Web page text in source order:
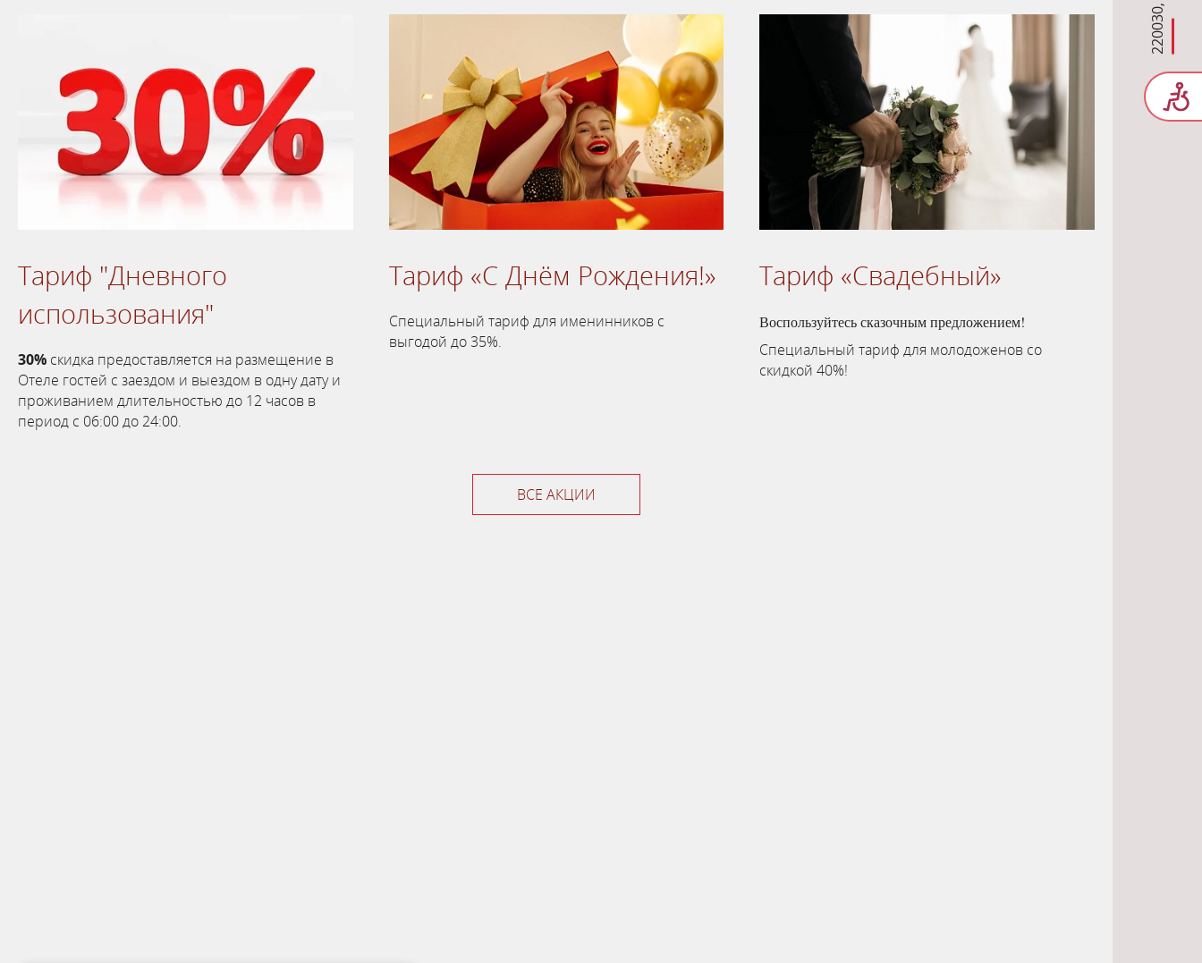
220030
Тариф "Дневного
использования"
30% скидка предоставляется на размещение в
Отеле гостей с заездом и выездом в одну дату и
проживанием длительностью до 12 часов в
период с 06:00 до 24:00.
Тариф «С Днём Рождения!»
Специальный тариф для именинников с
выгодой до 35%.
Тариф «Свадебный»
Воспользуйтесь сказочным предложением!
Специальный тариф для молодоженов со
скидкой 40%!
ВСЕ АКЦИИ